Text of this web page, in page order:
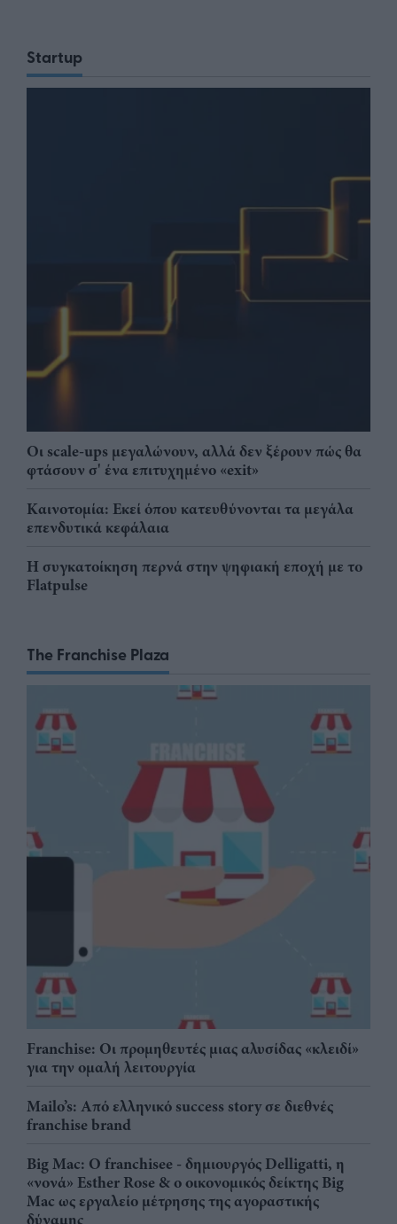
Startup
Οι scale-ups μεγαλώνουν, αλλά δεν ξέρουν πώς θα
φτάσουν σ' ένα επιτυχημένο «exit»
Καινοτομία: Εκεί όπου κατευθύνονται τα μεγάλα
επενδυτικά κεφάλαια
Η συγκατοίκηση περνά στην ψηφιακή εποχή με το
Flatpulse
The Franchise Plaza
Franchise: Οι προμηθευτές μιας αλυσίδας «κλειδί»
για την ομαλή λειτουργία
Mailo’s: Από ελληνικό success story σε διεθνές
franchise brand
Big Mac: Ο franchisee - δημιουργός Delligatti, η
«νονά» Esther Rose & ο οικονομικός δείκτης Big
Mac ως εργαλείο μέτρησης της αγοραστικής